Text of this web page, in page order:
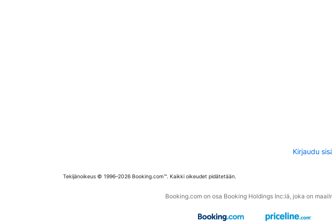
Kirjaudu
Tekijänoikeus © 1996–2026 Booking.com™. Kaikki oikeudet pidätetään.
Booking.com on osa Booking Holdings Inc:iä, joka on